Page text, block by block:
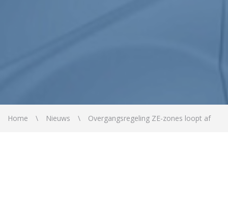
Home Nieuws Overgangsregeling ZE-zones loopt af